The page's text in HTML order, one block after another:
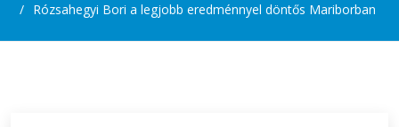
Rózsahegyi Bori a legjobb eredménnyel döntős Mariborban